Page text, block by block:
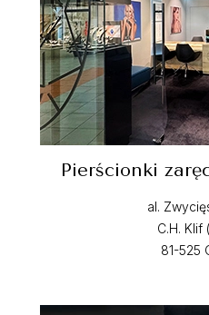
Pierścionki
al.
C.H. Klif
81-525